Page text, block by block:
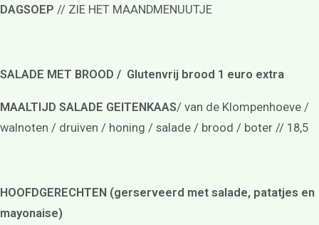
DAGSOEP // ZIE HET MAANDMENUUTJE
SALADE MET BROOD / Glutenvrij brood 1 euro extra
MAALTIJD SALADE GEITENKAAS/ van de Klompenhoeve /
walnoten / druiven / honing / salade / brood / boter // 18,5
HOOFDGERECHTEN (gerserveerd met salade, patatjes en
mayonaise)